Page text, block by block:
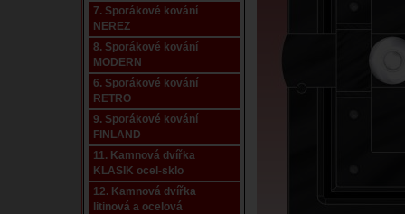
7. Sporákové kování
NEREZ
8. Sporákové kování
MODERN
6. Sporákové kování
RETRO
9. Sporákové kování
FINLAND
11. Kamnová dvířka
KLASIK ocel-sklo
12. Kamnová dvířka
litinová a ocelová